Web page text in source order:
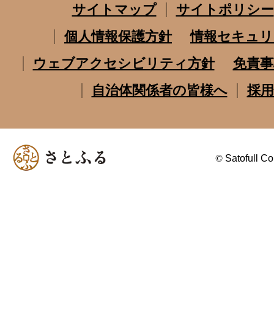
サイトマップ
サイトポリシー
個人情報保護方針
情報セキュ
ウェブアクセシビリティ方針
免責
自治体関係者の皆様へ
採
© Satofull